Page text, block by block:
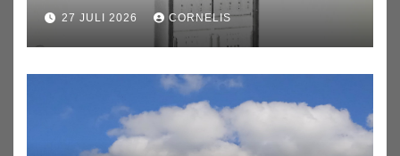
27 JULI 2026 CORNELIS